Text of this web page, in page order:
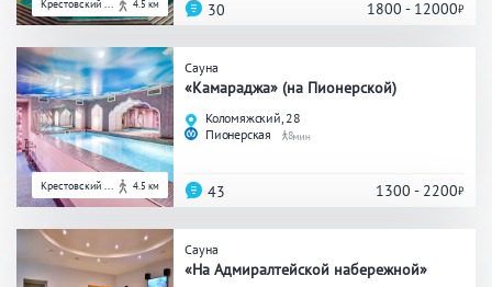
Крестовский ... 4.5 км 1800 - 12000
30
Крестовский ... 4.5 км
Сауна
«Камараджа» (на Пионерской)
Коломяжский, 28
Пионерская
8
1300 - 2200
43
Сауна
«На Адмиралтейской набережной»